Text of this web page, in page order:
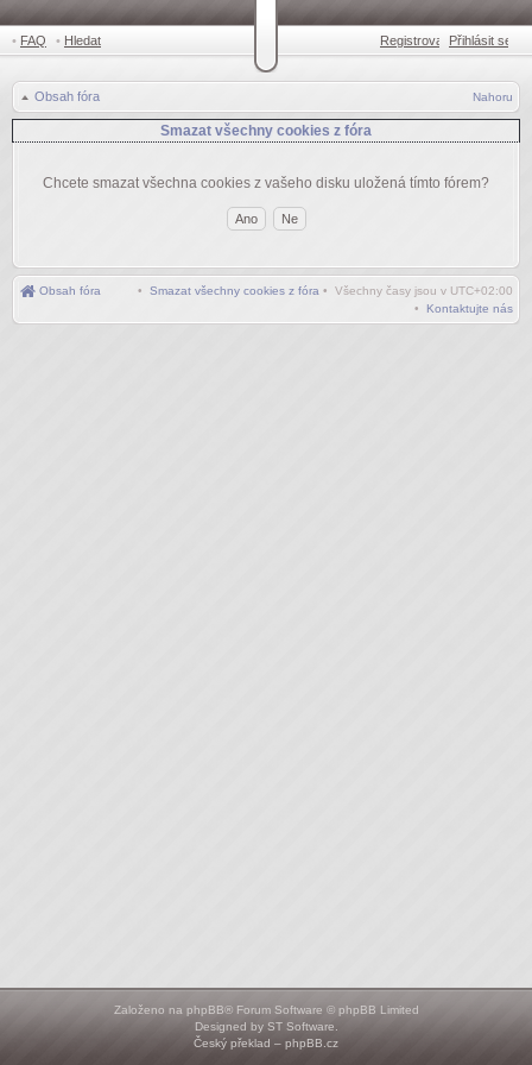
• FAQ • Hledat Registrovat •Přihlásit se
Obsah fóra Nahoru
Smazat všechny cookies z fóra
Chcete smazat všechna cookies z vašeho disku uložená tímto fórem?
Obsah fóra • Všechny časy jsou v UTC+02:00
• Smazat všechny cookies z fóra
• Kontaktujte nás
Založeno na phpBB® Forum Software © phpBB Limited
Designed by ST Software
Český překlad – phpBB.cz